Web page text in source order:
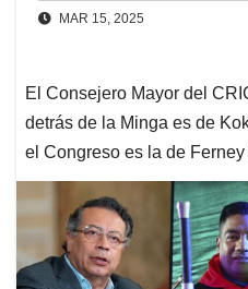
MAR 15, 2025
El Consejero Mayor del
detrás de la Minga es de
el Congreso es la de